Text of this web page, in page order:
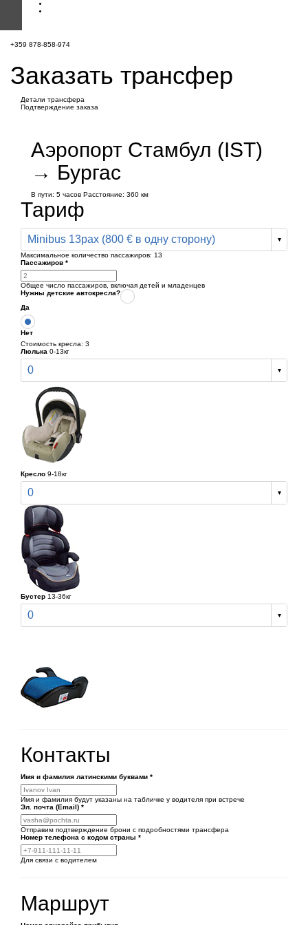
+359 878-858-974
Заказать трансфер
Детали трансфера
Подтверждение заказа
Аэропорт Стамбул (IST)
→ Бургас
В пути: 5 часов Расстояние: 360 км
Тариф
Minibus 13pax (800 € в одну сторону)
Максимальное количество пассажиров: 13
Пассажиров *
Общее число пассажиров, включая детей и младенцев
Нужны детские автокресла?
Да
Нет
Стоимость кресла: 3
Люлька 0-13кг
0
Кресло 9-18кг
0
Бустер 13-36кг
0
Контакты
Имя и фамилия латинскими буквами *
Имя и фамилия будут указаны на табличке у водителя при встрече
Эл. почта (Email) *
Отправим подтверждение брони с подробностями трансфера
Номер телефона с кодом страны *
Для связи с водителем
Маршрут